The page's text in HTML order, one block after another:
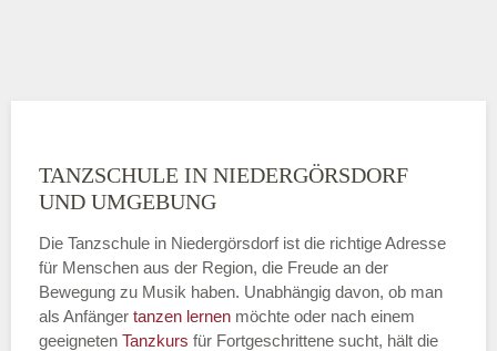
TANZSCHULE IN NIEDERGÖRSDORF
UND UMGEBUNG
Die Tanzschule in Niedergörsdorf ist die richtige Adresse
für Menschen aus der Region, die Freude an der
Bewegung zu Musik haben. Unabhängig davon, ob man
als Anfänger tanzen lernen möchte oder nach einem
geeigneten Tanzkurs für Fortgeschrittene sucht, hält die